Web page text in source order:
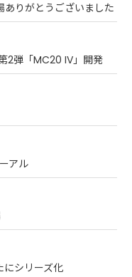
ありがとうございました
2弾「MC20 IV」開発
アル
にシリーズ化